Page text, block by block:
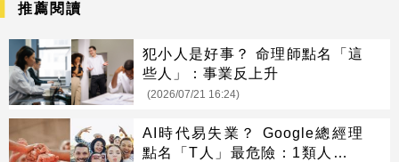
推薦閱讀
犯小人是好事？ 命理師點名「這
些人」：事業反上升
(2026/07/21 16:24)
AI時代易失業？ Google總經理
點名「T人」最危險：1類人逆勢